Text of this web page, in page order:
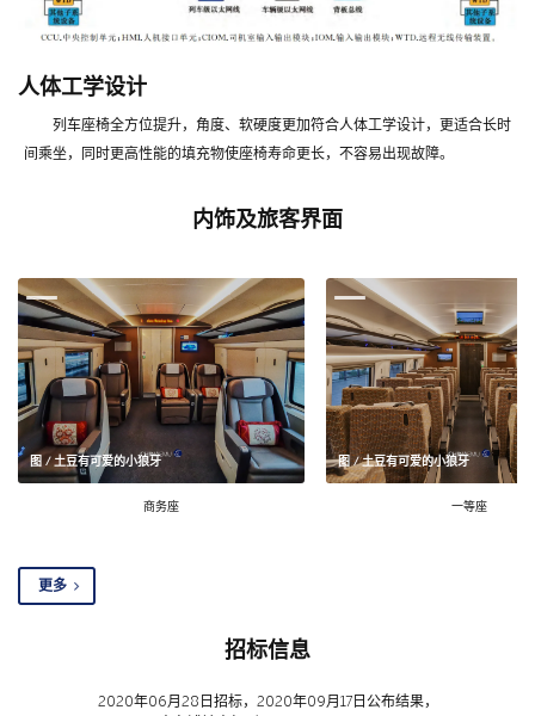
人体工学设计
列车座椅全方位提升，角度、软硬度更加符合人体工学设计，更适合长时
间乘坐，同时更高性能的填充物使座椅寿命更长，不容易出现故障。
内饰及旅客界面
图 / 土豆有可爱的小狼牙
商务座
图 / 土豆有可爱的小狼牙
一等座
更多
招标信息
2020年06月28日招标，2020年09月17日公布结果，